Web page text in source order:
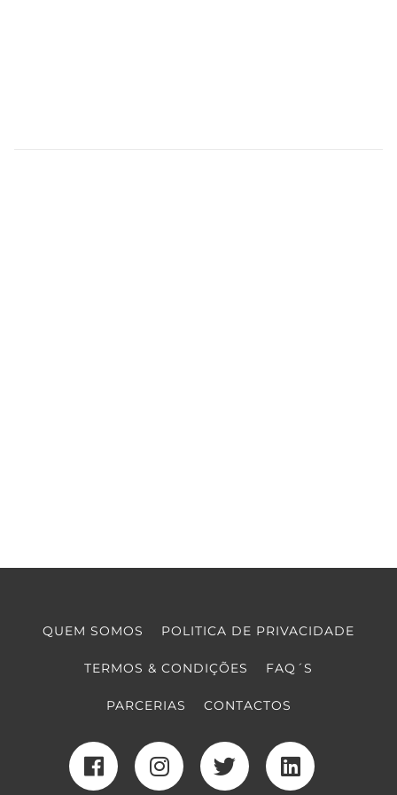
QUEM SOMOS POLITICA DE PRIVACIDADE
TERMOS & CONDIÇÕES FAQ´S
PARCERIAS CONTACTOS